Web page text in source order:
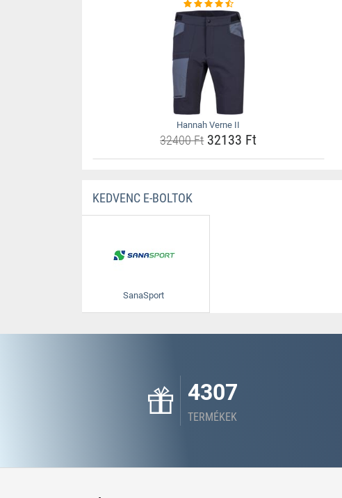
Hannah Verne II
32400 Ft32133 Ft
KEDVENC E-BOLTOK
SanaSport
4307
TERMÉKEK